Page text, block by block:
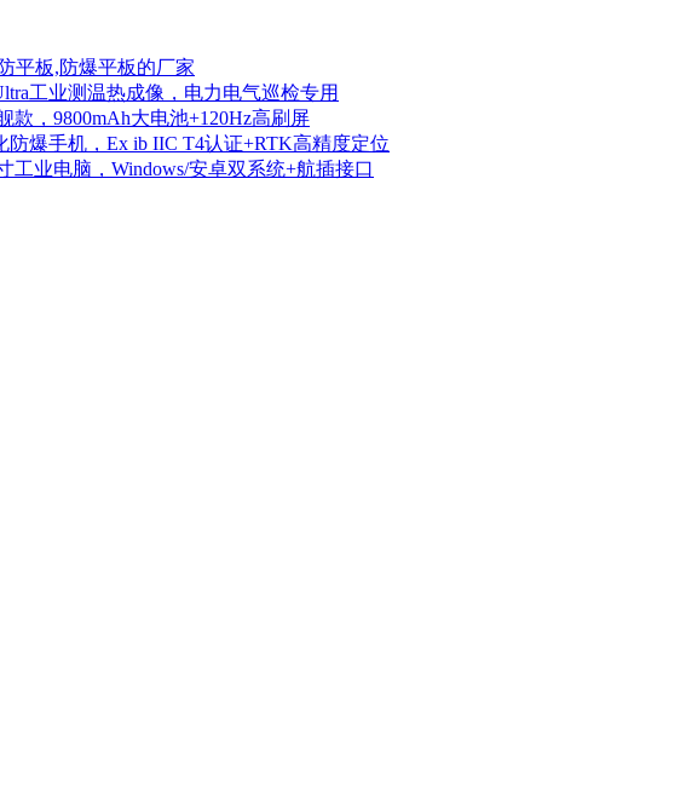
平板,防爆平板的厂家
工业测温热成像，电力电气巡检专用
款，9800mAh大电池+120Hz高刷屏
防爆手机，Ex ib IIC T4认证+RTK高精度定位
工业电脑，Windows/安卓双系统+航插接口